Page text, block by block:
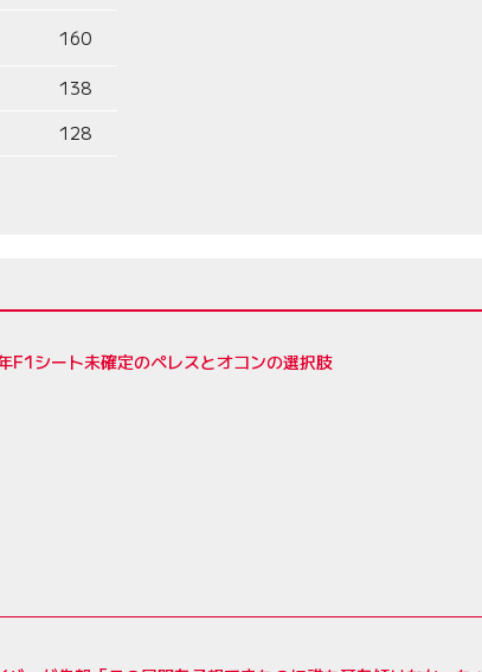
160
138
128
F1シート未確定のペレスとオコンの選択肢